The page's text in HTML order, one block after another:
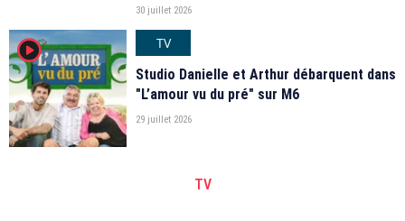
30 juillet 2026
player2
TV
Studio Danielle et Arthur débarquent dans
"L’amour vu du pré" sur M6
29 juillet 2026
TV